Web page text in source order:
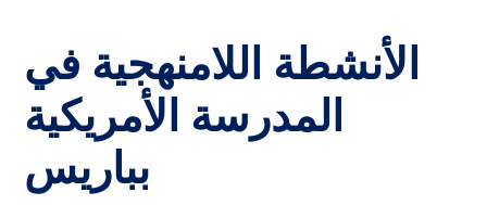
الأنشطة اللامنهجية في
المدرسة الأمريكية
بباريس